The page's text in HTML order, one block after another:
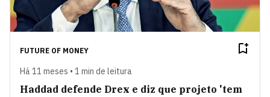
FUTURE OF MONEY
Há 11 meses • 1 min de leitura
Haddad defende Drex e diz que projeto 'tem